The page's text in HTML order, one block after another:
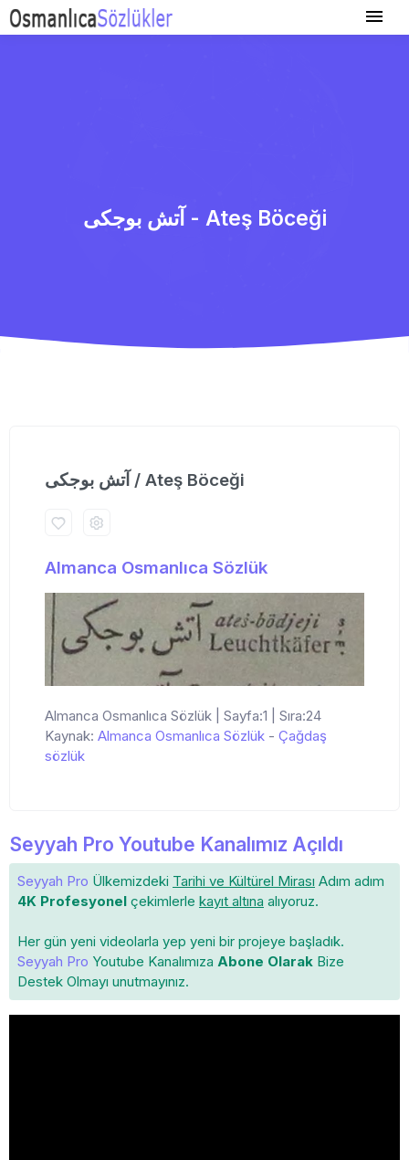
آتش بوجكی - Ateş Böceği
آتش بوجكی / Ateş Böceği
Almanca Osmanlıca Sözlük
Almanca Osmanlıca Sözlük | Sayfa:1 | Sıra:24
Kaynak: Almanca Osmanlıca Sözlük - Çağdaş
sözlük
Seyyah Pro Youtube Kanalımız Açıldı
Seyyah Pro Ülkemizdeki Tarihi ve Kültürel Mirası Adım adım
4K Profesyonel çekimlerle kayıt altına alıyoruz.
Her gün yeni videolarla yep yeni bir projeye başladık.
Seyyah Pro Youtube Kanalımıza Abone Olarak Bize
Destek Olmayı unutmayınız.